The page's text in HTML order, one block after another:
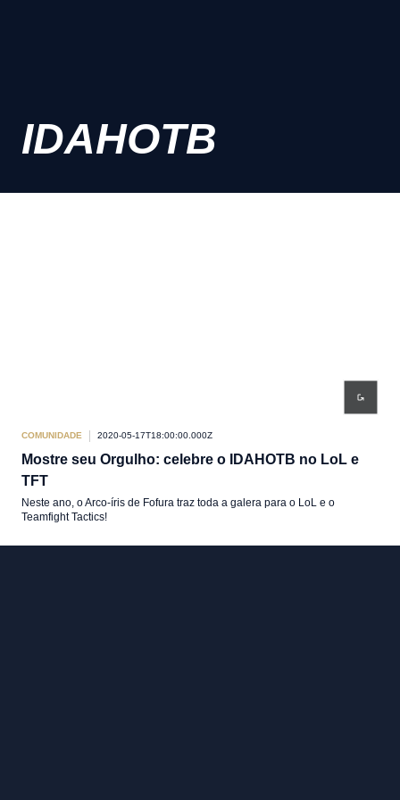
IDAHOTB
COMUNIDADE 2020-05-17T18:00:00.000Z
Mostre seu Orgulho: celebre o IDAHOTB no LoL e
TFT
Neste ano, o Arco-íris de Fofura traz toda a galera para o LoL e o
Teamfight Tactics!